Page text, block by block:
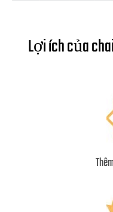
Lợi ích của